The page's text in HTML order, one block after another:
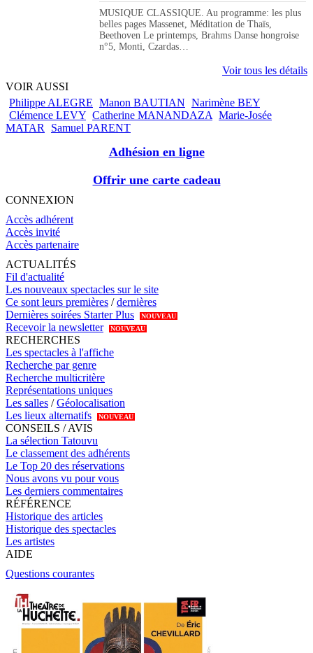
MUSIQUE CLASSIQUE. Au programme: les plus
belles pages Massenet, Méditation de Thaïs,
Beethoven Le printemps, Brahms Danse hongroise
n°5, Monti, Czardas…
Voir tous les détails
VOIR AUSSI
Philippe ALEGRE Manon BAUTIAN Narimène BEY
Clémence LEVY Catherine MANANDAZA Marie-Josée
MATAR
Samuel PARENT
Adhésion en ligne
Offrir une carte cadeau
CONNEXION
Accès adhérent
Accès invité
Accès partenaire
ACTUALITÉS
Fil d'actualité
Les nouveaux spectacles sur le site
Ce sont leurs premières /dernières
Dernières soirées Starter Plus
NOUVEAU
Recevoir la newsletter NOUVEAU
RECHERCHES
Les spectacles à l'affiche
Recherche par genre
Recherche multicritère
Représentations uniques
Les salles /Géolocalisation
Les lieux alternatifs
NOUVEAU
CONSEILS / AVIS
La sélection Tatouvu
Le classement des adhérents
Le Top 20 des réservations
Nous avons vu pour vous
Les derniers commentaires
RÉFÉRENCE
Historique des articles
Historique des spectacles
Les artistes
AIDE
Questions courantes